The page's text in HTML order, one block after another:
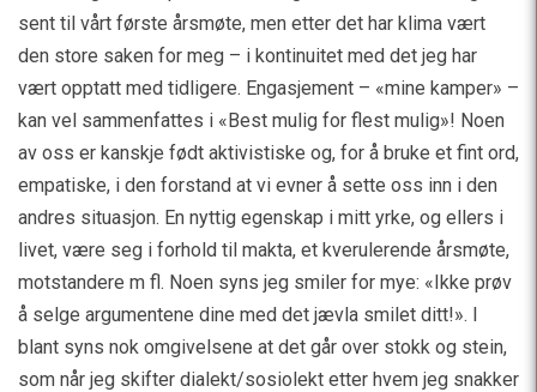
sent til vårt første årsmøte, men etter det har klima vært
den store saken for meg – i kontinuitet med det jeg har
vært opptatt med tidligere. Engasjement – «mine kamper» –
kan vel sammenfattes i «Best mulig for flest mulig»! Noen
av oss er kanskje født aktivistiske og, for å bruke et fint ord,
empatiske, i den forstand at vi evner å sette oss inn i den
andres situasjon. En nyttig egenskap i mitt yrke, og ellers i
livet, være seg i forhold til makta, et kverulerende årsmøte,
motstandere m fl. Noen syns jeg smiler for mye: «Ikke prøv
å selge argumentene dine med det jævla smilet ditt!». I
blant syns nok omgivelsene at det går over stokk og stein,
som når jeg skifter dialekt/sosiolekt etter hvem jeg snakker